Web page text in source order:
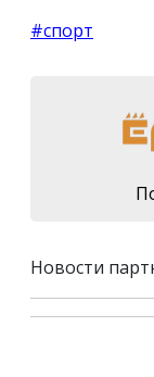
#спорт
Новости